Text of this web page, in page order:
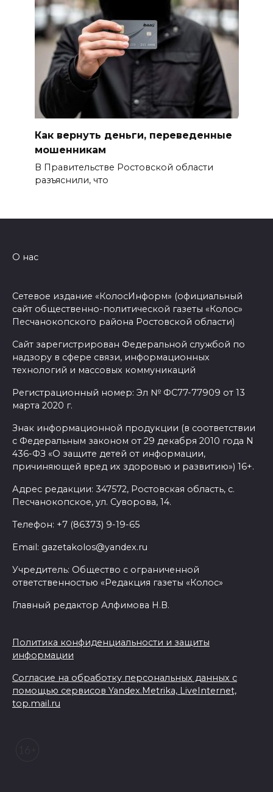
Как вернуть деньги, переведенные
мошенникам
В Правительстве Ростовской области
разъяснили, что
О нас
Сетевое издание «КолосИнформ» (официальный
сайт общественно-политической газеты «Колос»
Песчанокопского района Ростовской области)
Сайт зарегистрирован Федеральной службой по
надзору в сфере связи, информационных
технологий и массовых коммуникаций
Регистрационный номер: Эл № ФС77-77909 от 13
марта 2020 г.
Знак информационной продукции (в соответствии
с Федеральным законом от 29 декабря 2010 года N
436-ФЗ «О защите детей от информации,
причиняющей вред их здоровью и развитию») 16+.
Адрес редакции: 347572, Ростовская область, с.
Песчанокопское, ул. Суворова, 14.
Телефон: +7 (86373) 9-19-65
Email: gazetakolos@yandex.ru
Учредитель: Общество с ограниченной
ответственностью «Редакция газеты «Колос»
Главный редактор Алфимова Н.В.
Политика конфиденциальности и защиты
информации
Согласие на обработку персональных данных с
помощью сервисов Yandex.Metrika, LiveInternet,
top.mail.ru